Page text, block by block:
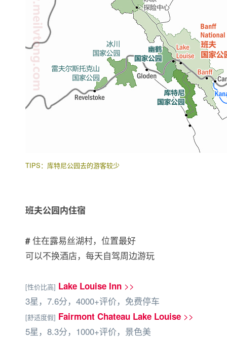
TIPS：库特尼公园去的游客较少
班夫公园内住宿
#住在露易丝湖村，位置最好
可以不换酒店，每天自驾周边游玩
[性价比高] Lake Louise Inn >>
3星，7.6分，4000+评价，免费停车
[舒适度假] Fairmont Chateau Lake Louise >>
5星，8.3分，1000+评价，景色美